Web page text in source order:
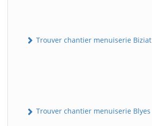
Trouver chantier menuiserie Biziat
Trouver chantier menuiserie Blyes